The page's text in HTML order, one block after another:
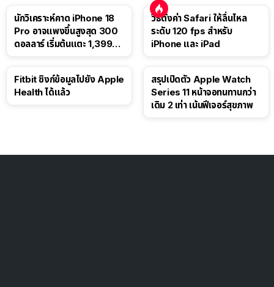
นักวิเคราะห์คาด iPhone 18
Pro อาจแพงขึ้นสูงสุด 300
ดอลลาร์ เริ่มต้นแตะ 1,399
วิธีตั้งค่า Safari ให้ลื่นไหล
ระดับ 120 fps สำหรับ
iPhone และ iPad
Fitbit ซิงก์ข้อมูลไปยัง Apple
Health ได้แล้ว
สรุปเปิดตัว Apple Watch
Series 11 หน้าจอทนทานกว่า
เดิม 2 เท่า เน้นฟีเจอร์สุขภาพ